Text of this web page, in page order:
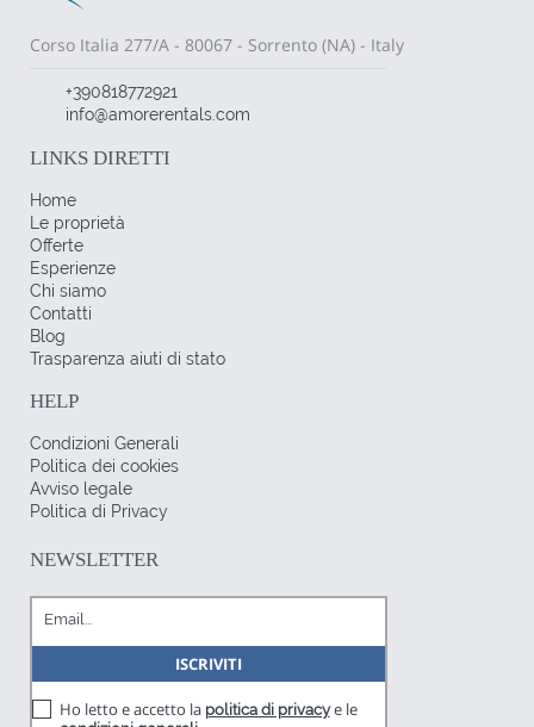
Corso Italia 277/A - 80067 - Sorrento (NA) - Italy
+390818772921
info@amorerentals.com
LINKS DIRETTI
Home
Le proprietà
Offerte
Esperienze
Chi siamo
Contatti
Blog
Trasparenza aiuti di stato
HELP
Condizioni Generali
Politica dei cookies
Avviso legale
Politica di Privacy
NEWSLETTER
Ho letto e accetto la politica di privacye le